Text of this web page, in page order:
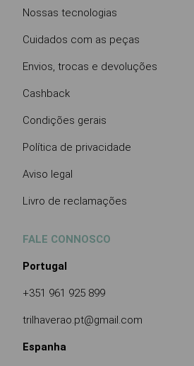
Nossas tecnologias
Cuidados com as peças
Envios, trocas e devoluções
Cashback
Condições gerais
Política de privacidade
Aviso legal
Livro de reclamações
FALE CONNOSCO
Portugal
+351 961 925 899
trilhaverao.pt@gmail.com
Espanha